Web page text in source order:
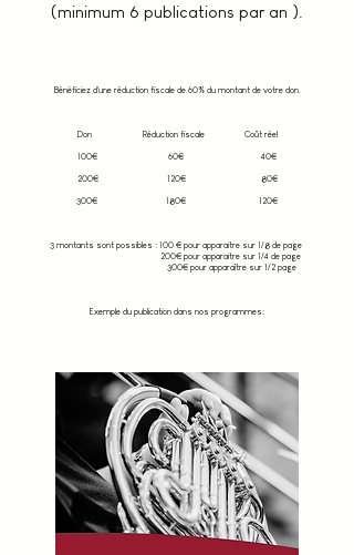
(minimum 6 publications par an ).
Bénéficiez d'une réduction fiscale de 60% du montant de votre don.
Don Réduction fiscale Coût réel
100€ 60€ 40€
200€ 120€ 80€
300€ 180€ 120€
3 montants sont possibles : 100 € pour apparaitre sur 1/8 de page
200€ pour apparaitre sur 1/4 de page
300€ pour apparaître sur 1/2 page
Exemple du publication dans nos programmes:​